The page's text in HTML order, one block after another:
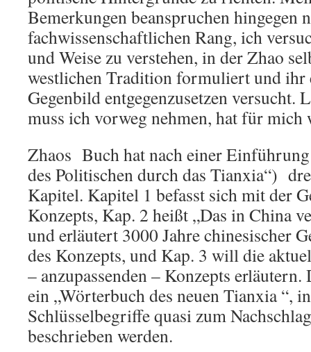
Bemerkungen beanspruchen hingegen
fachwissenschaftlichen Rang, ich
und Weise zu verstehen, in der Zhao
westlichen Tradition formuliert und ihr
Gegenbild entgegenzusetzen versucht.
muss ich vorweg nehmen, hat für mich
Zhaos Buch hat nach einer
des Politischen durch das Tianxia“)
Kapitel. Kapitel 1 befasst sich mit der
Konzepts, Kap. 2 heißt „Das in China
und erläutert 3000 Jahre chinesischer
des Konzepts, und Kap. 3 will die
– anzupassenden – Konzepts
ein „Wörterbuch des neuen Tianxia “,
Schlüsselbegriffe quasi zum
beschrieben werden.